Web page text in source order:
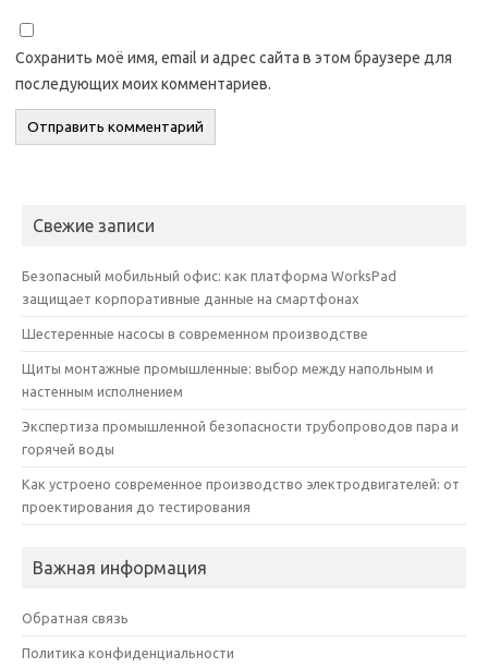
Сохранить моё имя, email и адрес сайта в этом браузере для
последующих моих комментариев.
Свежие записи
Безопасный мобильный офис: как платформа WorksPad
защищает корпоративные данные на смартфонах
Шестеренные насосы в современном производстве
Щиты монтажные промышленные: выбор между напольным и
настенным исполнением
Экспертиза промышленной безопасности трубопроводов пара и
горячей воды
Как устроено современное производство электродвигателей: от
проектирования до тестирования
Важная информация
Обратная связь
Политика конфиденциальности